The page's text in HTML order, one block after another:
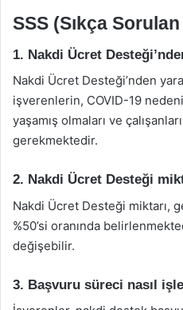
SSS (Sıkça
1. Nakdi Ücret
Nakdi Ücret Desteği’nden
işverenlerin, COVID-19
yaşamış olmaları ve
gerekmektedir.
2. Nakdi Ücret Desteği
Nakdi Ücret Desteği miktarı,
%50’si oranında
değişebilir.
3. Başvuru süreci nasıl